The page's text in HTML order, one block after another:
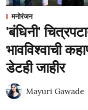
मनोरंजन
'बंधिनी'
भावविश्वाची
डेटही जाहीर
Mayuri Gawade